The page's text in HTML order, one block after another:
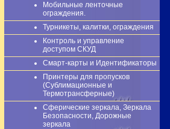
Мобильные ленточные
ограждения.
Турникеты, калитки, ограждения
Контроль и управление
доступом СКУД
Смарт-карты и Идентификаторы
Принтеры для пропусков
(Сублимационные и
Термотрансферные)
Сферические зеркала, Зеркала
Безопасности, Дорожные
зеркала